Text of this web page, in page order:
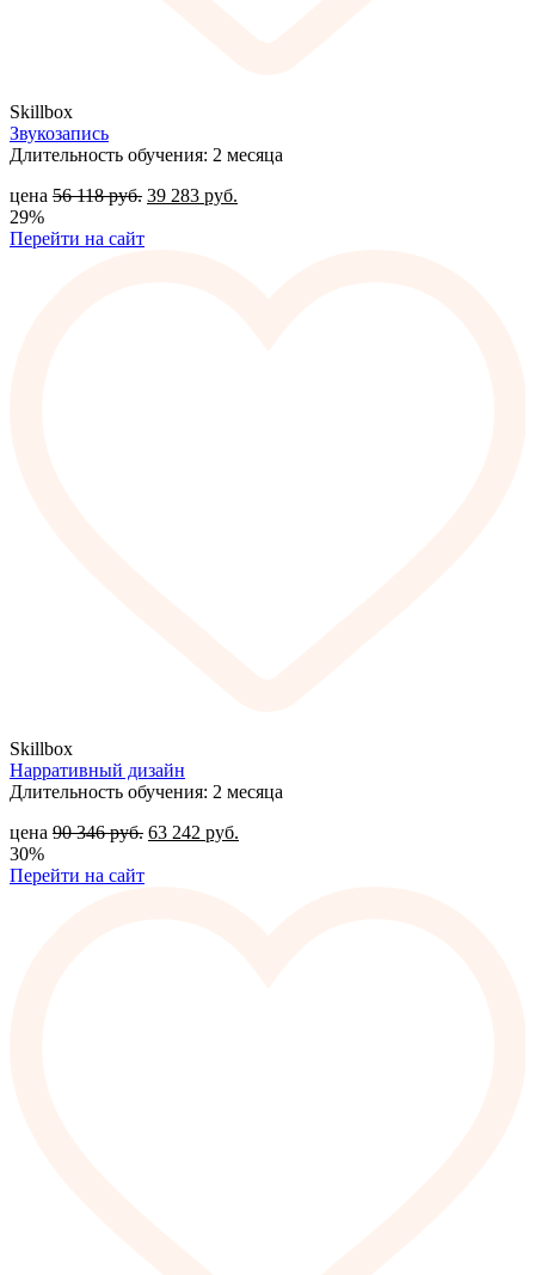
Skillbox
Звукозапись
Длительность обучения: 2 месяца
цена 56 118руб. 39 283 руб.
29%
Перейти на сайт
Skillbox
Нарративный дизайн
Длительность обучения: 2 месяца
цена 90 346руб. 63 242 руб.
30%
Перейти на сайт